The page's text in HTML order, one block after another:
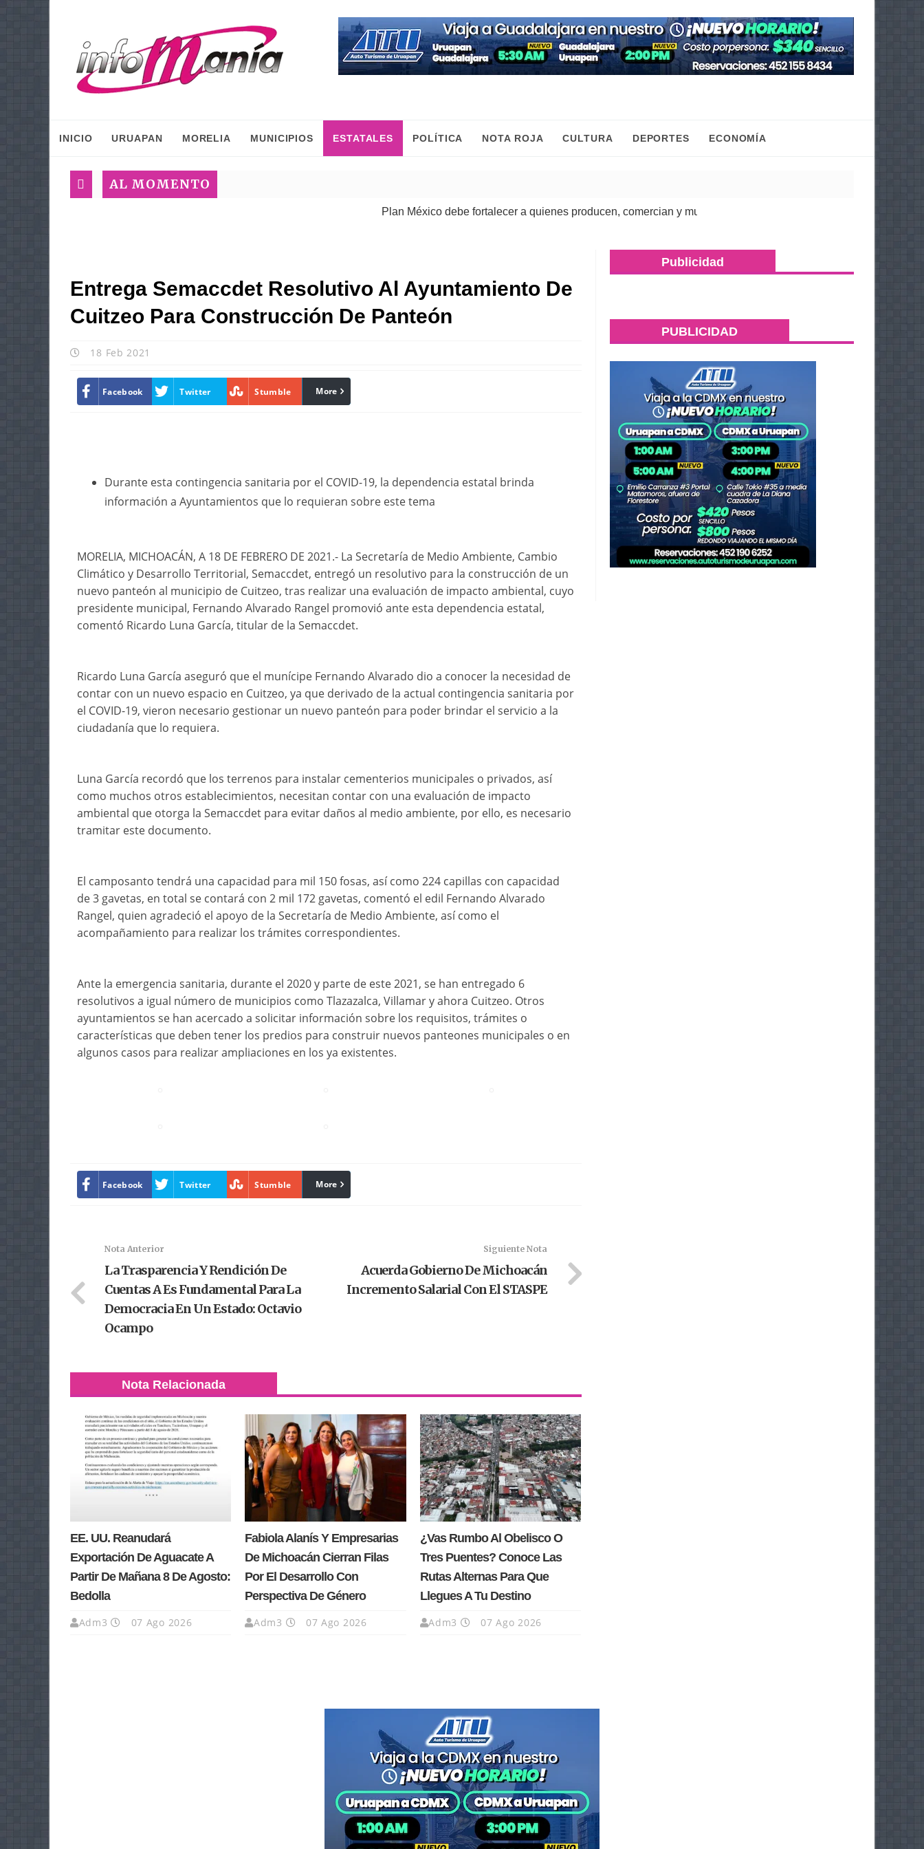
INICIO URUAPAN MORELIA MUNICIPIOS ESTATALES POLÍTICA NOTA ROJA CULTURA DEPORTES ECONOMÍA
AL MOMENTO
Plan México debe fortalecer a quienes producen, comercian y mueven la economía regional: Torres Piña
Entrega Semaccdet Resolutivo Al Ayuntamiento De
Cuitzeo Para Construcción De Panteón
18 Feb 2021
Facebook Twitter Stumble linkedin
More
Durante esta contingencia sanitaria por el COVID-19, la dependencia estatal brinda
información a Ayuntamientos que lo requieran sobre este tema
MORELIA, MICHOACÁN, A 18 DE FEBRERO DE 2021.- La Secretaría de Medio Ambiente, Cambio
Climático y Desarrollo Territorial, Semaccdet, entregó un resolutivo para la construcción de un
nuevo panteón al municipio de Cuitzeo, tras realizar una evaluación de impacto ambiental, cuyo
presidente municipal, Fernando Alvarado Rangel promovió ante esta dependencia estatal,
comentó Ricardo Luna García, titular de la Semaccdet.
Ricardo Luna García aseguró que el munícipe Fernando Alvarado dio a conocer la necesidad de
contar con un nuevo espacio en Cuitzeo, ya que derivado de la actual contingencia sanitaria por
el COVID-19, vieron necesario gestionar un nuevo panteón para poder brindar el servicio a la
ciudadanía que lo requiera.
Luna García recordó que los terrenos para instalar cementerios municipales o privados, así
como muchos otros establecimientos, necesitan contar con una evaluación de impacto
ambiental que otorga la Semaccdet para evitar daños al medio ambiente, por ello, es necesario
tramitar este documento.
El camposanto tendrá una capacidad para mil 150 fosas, así como 224 capillas con capacidad
de 3 gavetas, en total se contará con 2 mil 172 gavetas, comentó el edil Fernando Alvarado
Rangel, quien agradeció el apoyo de la Secretaría de Medio Ambiente, así como el
acompañamiento para realizar los trámites correspondientes.
Ante la emergencia sanitaria, durante el 2020 y parte de este 2021, se han entregado 6
resolutivos a igual número de municipios como Tlazazalca, Villamar y ahora Cuitzeo. Otros
ayuntamientos se han acercado a solicitar información sobre los requisitos, trámites o
características que deben tener los predios para construir nuevos panteones municipales o en
algunos casos para realizar ampliaciones en los ya existentes.
Facebook Twitter Stumble linkedin
More
Nota Anterior
La Trasparencia Y Rendición De
Cuentas A Es Fundamental Para La
Democracia En Un Estado: Octavio
Ocampo
Siguiente Nota
Acuerda Gobierno De Michoacán
Incremento Salarial Con El STASPE
Nota Relacionada
EE. UU. Reanudará
Exportación De Aguacate A
Partir De Mañana 8 De Agosto:
Bedolla
Adm3 07 Ago 2026
Fabiola Alanís Y Empresarias
De Michoacán Cierran Filas
Por El Desarrollo Con
Perspectiva De Género
Adm3 07 Ago 2026
¿Vas Rumbo Al Obelisco O
Tres Puentes? Conoce Las
Rutas Alternas Para Que
Llegues A Tu Destino
Adm3 07 Ago 2026
Publicidad
PUBLICIDAD